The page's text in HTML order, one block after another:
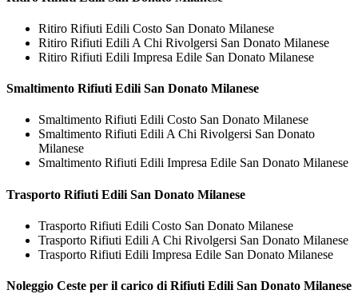
Ritiro Rifiuti Edili Costo San Donato Milanese
Ritiro Rifiuti Edili A Chi Rivolgersi San Donato Milanese
Ritiro Rifiuti Edili Impresa Edile San Donato Milanese
Smaltimento Rifiuti Edili San Donato Milanese
Smaltimento Rifiuti Edili Costo San Donato Milanese
Smaltimento Rifiuti Edili A Chi Rivolgersi San Donato
Milanese
Smaltimento Rifiuti Edili Impresa Edile San Donato Milanese
Trasporto Rifiuti Edili San Donato Milanese
Trasporto Rifiuti Edili Costo San Donato Milanese
Trasporto Rifiuti Edili A Chi Rivolgersi San Donato Milanese
Trasporto Rifiuti Edili Impresa Edile San Donato Milanese
Noleggio Ceste per il carico di Rifiuti Edili San Donato Milanese